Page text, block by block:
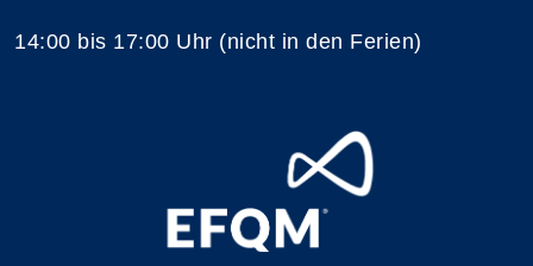
14:00 bis 17:00 Uhr (nicht in den Ferien)